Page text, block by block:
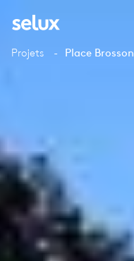
Projets Place Brosson